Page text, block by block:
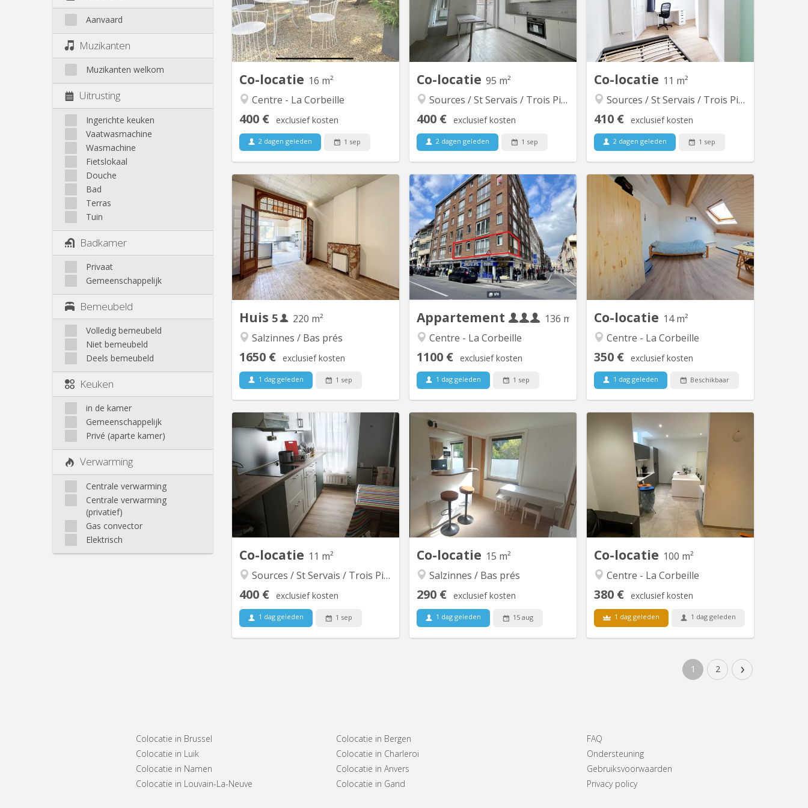
Aanvaard
Muzikanten
Muzikanten welkom
Uitrusting
Ingerichte keuken
Vaatwasmachine
Wasmachine
Fietslokaal
Douche
Bad
Terras
Tuin
Badkamer
Privaat
Gemeenschappelijk
Bemeubeld
Volledig bemeubeld
Niet bemeubeld
Deels bemeubeld
Keuken
in de kamer
Gemeenschappelijk
Privé (aparte kamer)
Verwarming
Centrale verwarming
Centrale verwarming
(privatief)
Gas convector
Elektrisch
Co-locatie 16 m²
Centre - La Corbeille
400 € exclusief kosten
2 dagen geleden 1 sep
maître: 2 UNamur Vétérinaire, 1
UNamur Médecine, 2 UNamur Philo, 1
Henalux, 1 ESA Int Business, 2 Albert
Jacquart, tous sérieux et calmes 👌
Agrées aux normes de sécurité, de
Co-locatie 95 m²
Sources / St Servais / Trois Piliers
400 € exclusief kosten
2 dagen geleden 1 sep
une colocation de 4 personnes (1
chambre déjà occupée). 💰 Loyers : �•
Chambre 1 : 375€�• Chambre 2 :
385€�• Chambre 3 : 395€�➕ 5€ de
charges communes�➕ Environ
Co-locatie 11 m²
Sources / St Servais / Trois Piliers
410 € exclusief kosten
2 dagen geleden 1 sep
louer dans une maison entièrement
rénovée en 2024, au 68 rue Saint-
Donat à Saint-Servais (5002 Namur).
Colocation conviviale de 4 personnes,
parquet au sol, PEB C. La chambre est
Huis 5
220 m²
Salzinnes / Bas prés
1650 € exclusief kosten
1 dag geleden 1 sep
KN 5879
Colocation de 5 chambres se libère
dans une petite rue du centre de
Namur à deux pas du parc Louise-
Marie! Le bien se compose au rez-de-
chaussée d'un grand hall d'entrée
desservant un salon indépendant, une
salle à manger ouverte sur une
lumineuse cuisine entièrement équipée
Appartement
136 m²
Centre - La Corbeille
1100 € exclusief kosten
1 dag geleden 1 sep
KN 5797
L'Agence de l'Equerre vous propose un
appartement 3 chambres à louer pour
une colocation, situé au 1er étage d'un
immeuble en plein centre de Namur,
au numéro 32 de la Rue de Bruxelles,
juste en face de l'Université de Namur.
Les 3 chambres sont actuellement
libres pour la...
Co-locatie 14 m²
Centre - La Corbeille
350 € exclusief kosten
1 dag geleden Beschikbaar
KN 3396
2 chambres disponibles dans un
communautaire, charges comprises,
location 12 mois , lumineux, coté
jardin, au calme , propice à l’étude,
dans le centre de Namur Grand comu,
cuisine, wc, douche, à 7 min a pieds de
la gare et des facultés. PAS DE
DOMICILIATION
Co-locatie 11 m²
Sources / St Servais / Trois Piliers
400 € exclusief kosten
1 dag geleden 1 sep
KN 5889
Une chambre duplex à louer au second
étage d'une maison à St Servais dans
une rue calme avec tout à proximité.
Co-locatie 15 m²
Salzinnes / Bas prés
290 € exclusief kosten
1 dag geleden 15 aug
KN 5642
Chambre meublée dans colocation
étudiante, exclusivement féminine.
Bâtiment rénové. Double vitrage. Sur 2
étages, 2 chambres par étage. Au total
: 2 wc, 3 éviers, 1 douche, 1 cuisine, 1
espace repas/détente. Places de
parking gratuites devant le logement.
Sécurité : Porte entrée blindée,...
Co-locatie 100 m²
Centre - La Corbeille
380 € exclusief kosten
1 dag geleden 1 dag geleden
RUE DES BRASSEURS 7, 5000 NAMUR:
Immeuble composé de 3
appartements “colocation” et 1 studio-
duplex.. Chaque logement est
spacieux, lumineux et entièrement
rénové. La plupart ont une vue Meuse-
citadelle. Bâtiment situé en plein cœur
de ville, dans le quartier très prisé des
1 2 ›
Colocatie in Brussel
Colocatie in Luik
Colocatie in Namen
Colocatie in Louvain-La-Neuve
Colocatie in Bergen
Colocatie in Charleroi
Colocatie in Anvers
Colocatie in Gand
FAQ
Ondersteuning
Gebruiksvoorwaarden
Privacy policy